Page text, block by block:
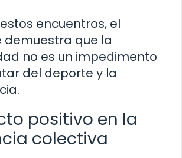
encuentros, el
demuestra que la
no es un impedimento
del deporte y la
positivo en la
colectiva